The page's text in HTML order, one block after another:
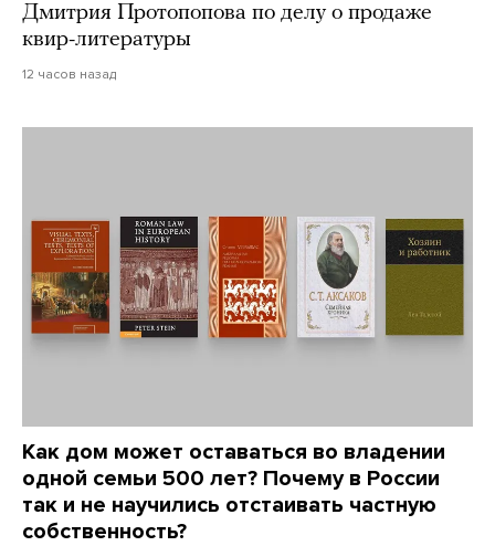
Дмитрия Протопопова по делу о продаже
квир-литературы
12 часов назад
Как дом может оставаться во владении
одной семьи 500 лет? Почему в России
так и не научились отстаивать частную
собственность?